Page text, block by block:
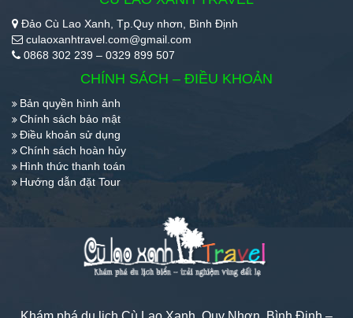
Đảo Cù Lao Xanh, Tp.Quy nhơn, Bình Định
culaoxanhtravel.com@gmail.com
0868 302 239 – 0329 899 507
CHÍNH SÁCH – ĐIỀU KHOẢN
Bản quyền hình ảnh
Chính sách bảo mật
Điều khoản sử dụng
Chính sách hoàn hủy
Hình thức thanh toán
Hướng dẫn đặt Tour